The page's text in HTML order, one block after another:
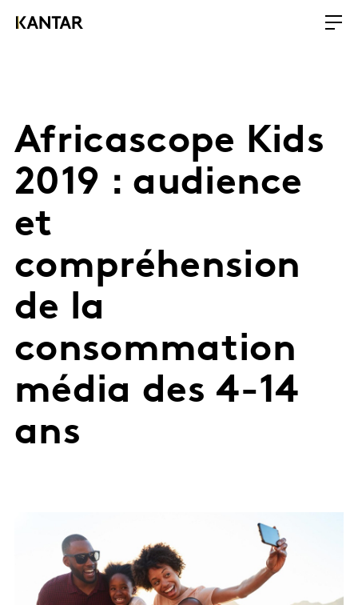
Africascope Kids
2019 : audience
et
compréhension
de la
consommation
média des 4-14
ans